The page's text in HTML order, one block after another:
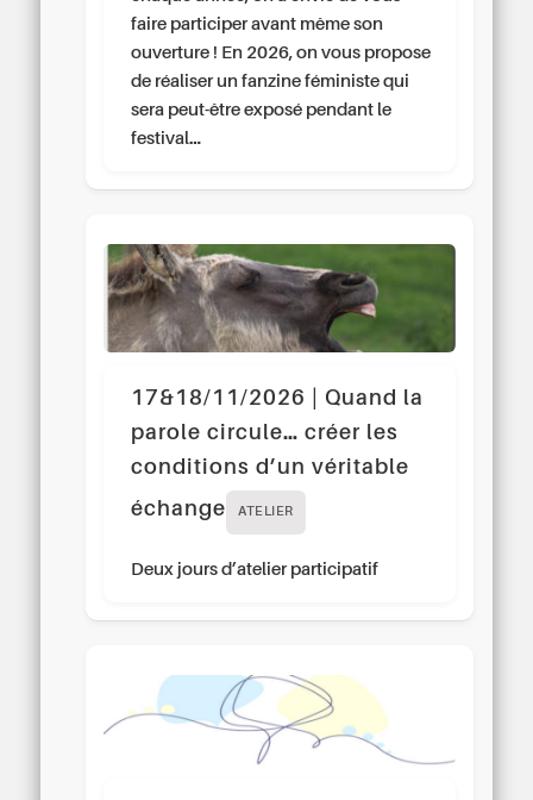
faire participer avant même son
ouverture ! En 2026, on vous propose
de réaliser un fanzine féministe qui
sera peut-être exposé pendant le
festival…
17&18/11/2026 | Quand la
parole circule… créer les
conditions d’un véritable
échange
ATELIER
Deux jours d’atelier participatif